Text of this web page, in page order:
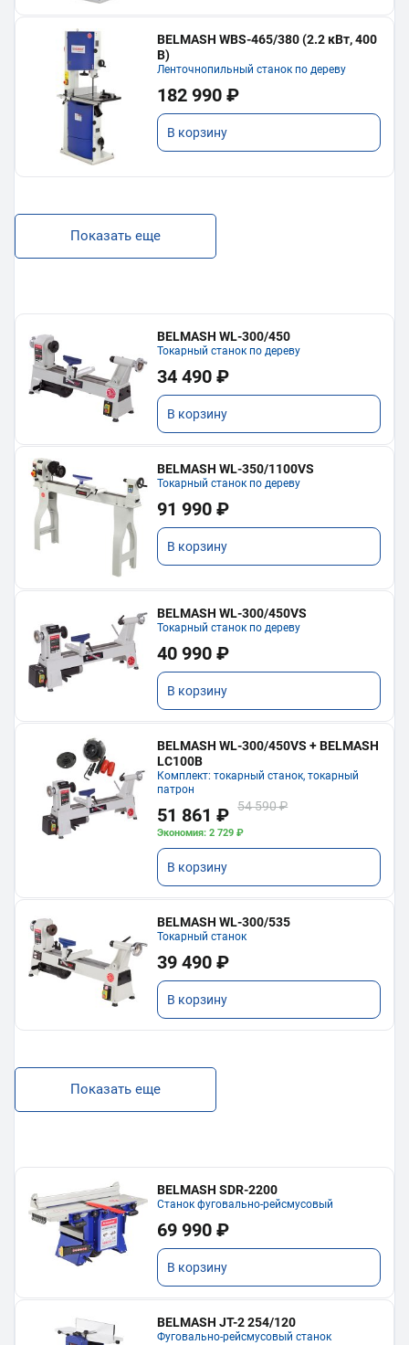
BELMASH WBS-465/380 (2.2 кВт, 400
В)
Ленточнопильный станок по дереву
182 990 ₽
В корзину
Показать еще
BELMASH WL-300/450
Токарный станок по дереву
34 490 ₽
В корзину
BELMASH WL-350/1100VS
Токарный станок по дереву
91 990 ₽
В корзину
BELMASH WL-300/450VS
Токарный станок по дереву
40 990 ₽
В корзину
BELMASH WL-300/450VS + BELMASH
LC100B
Комплект: токарный станок, токарный
патрон
51 861 ₽ 54 590 ₽
Экономия: 2 729 ₽
В корзину
BELMASH WL-300/535
Токарный станок
39 490 ₽
В корзину
Показать еще
BELMASH SDR-2200
Станок фуговально-рейсмусовый
69 990 ₽
В корзину
BELMASH JT-2 254/120
Фуговально-рейсмусовый станок